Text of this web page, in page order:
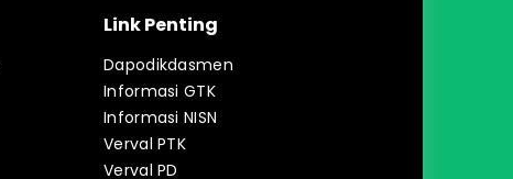
Link Penting
Dapodikdasmen
Informasi GTK
Informasi NISN
Verval PTK
Verval PD